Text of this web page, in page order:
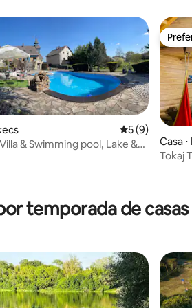
5 de uma
5 (9)
& Swimming pool, Lake &
Casa
Tokaj
temporada de